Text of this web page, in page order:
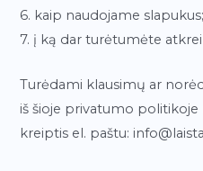
6. kaip naudojame slapukus;
7. į ką dar turėtumėte
Turėdami klausimų ar
iš šioje privatumo
kreiptis el. paštu: